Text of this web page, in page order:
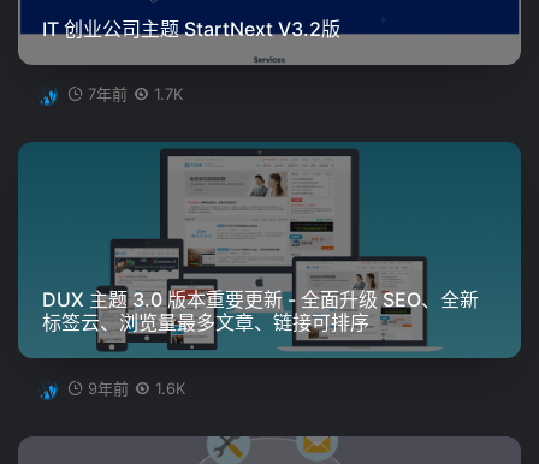
IT 创业公司主题 StartNext V3.2版
7年前 1.7K
DUX 主题 3.0 版本重要更新 - 全面升级 SEO、全新
标签云、浏览量最多文章、链接可排序
9年前 1.6K